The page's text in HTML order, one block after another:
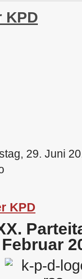
KPD
29. Juni
KPD
Februar